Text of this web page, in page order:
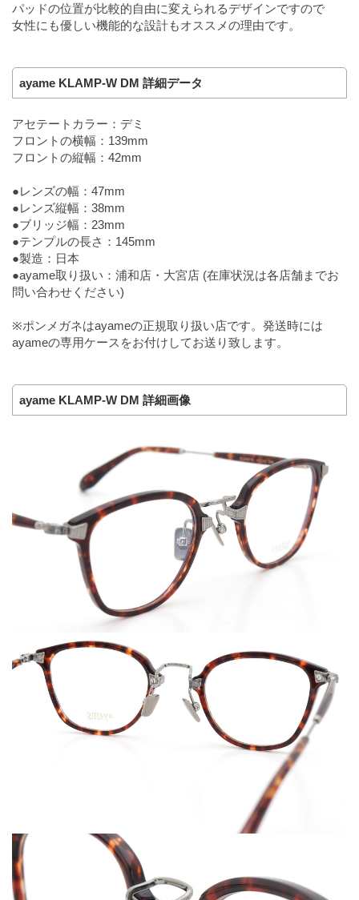
パッドの位置が比較的自由に変えられるデザインですので
女性にも優しい機能的な設計もオススメの理由です。
ayame KLAMP-W DM 詳細データ
アセテートカラー：デミ
フロントの横幅：139mm
フロントの縦幅：42mm
●レンズの幅：47mm
●レンズ縦幅：38mm
●ブリッジ幅：23mm
●テンプルの長さ：145mm
●製造：日本
●ayame取り扱い：浦和店・大宮店 (在庫状況は各店舗までお
問い合わせください)
※ポンメガネはayameの正規取り扱い店です。発送時には
ayameの専用ケースをお付けしてお送り致します。
ayame KLAMP-W DM 詳細画像